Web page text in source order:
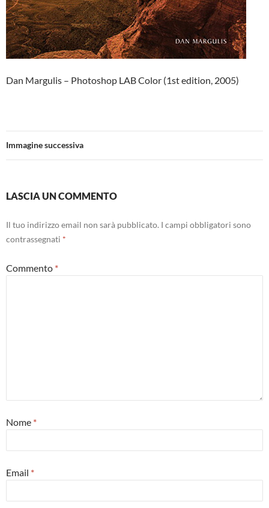
Dan Margulis – Photoshop LAB Color (1st edition, 2005)
Immagine successiva
LASCIA UN COMMENTO
Il tuo indirizzo email non sarà pubblicato. I campi obbligatori sono
contrassegnati *
Commento *
Nome *
Email *